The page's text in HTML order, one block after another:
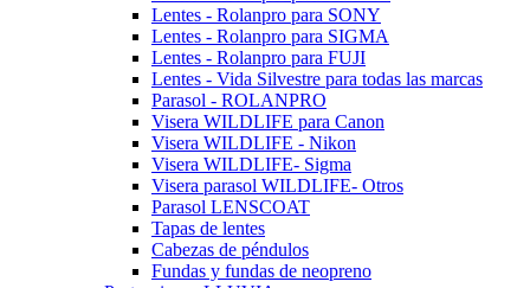
Lentes - Rolanpro para SONY
Lentes - Rolanpro para SIGMA
Lentes - Rolanpro para FUJI
Lentes - Vida Silvestre para todas las marcas
Parasol - ROLANPRO
Visera WILDLIFE para Canon
Visera WILDLIFE - Nikon
Visera WILDLIFE- Sigma
Visera parasol WILDLIFE- Otros
Parasol LENSCOAT
Tapas de lentes
Cabezas de péndulos
Fundas y fundas de neopreno